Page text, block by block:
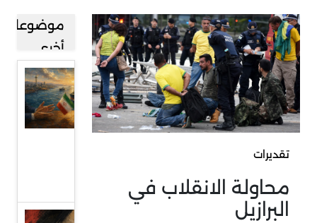
تقديرات
محاولة الانقلاب في
البرازيل
موضوعات
أخرى
مضيق
هرمز بين
طهران